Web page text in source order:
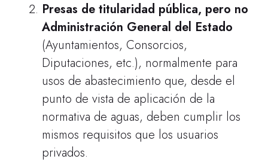
Presas de titularidad pública, pero no
Administración General del Estado
(Ayuntamientos, Consorcios,
Diputaciones, etc.), normalmente para
usos de abastecimiento que, desde el
punto de vista de aplicación de la
normativa de aguas, deben cumplir los
mismos requisitos que los usuarios
privados.